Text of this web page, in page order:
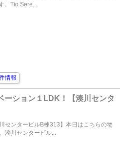
。Tio Sere...
情報
ーション１LDK！【湊川センタ
センタービルB棟313】本日はこちらの物
湊川センタービル...